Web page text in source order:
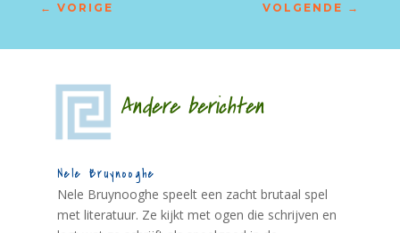
← VORIGE VOLGENDE →
Andere berichten
Nele Bruynooghe
Nele Bruynooghe speelt een zacht brutaal spel
met literatuur. Ze kijkt met ogen die schrijven en